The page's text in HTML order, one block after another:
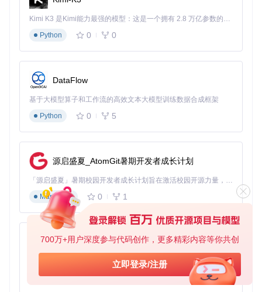
700万+用户深度参与代码创作，更多精彩内容等你共创
立即登录/注册
Kimi K3 是Kimi能力最强的模型：这是一个拥有 2.8 万亿参数的混合专家（MoE）模型，具备原生视觉理解能力，并支持 100 万 token 的上下文窗口。
Python
0 0
DataFlow
基于大模型算子和工作流的高效文本大模型训练数据合成框架
Python
0 5
源启盛夏_AtomGit暑期开发者成长计划
「源启盛夏」暑期校园开发者成长计划旨在激活校园开源力量，通过积分激励、认证扶持、资源倾斜等形式，引导高校组织和开发者完成「入驻 — 建项目 — 做贡献 — 获认证 — 得资源」的完整闭环。无论你是想带领社团入驻平台的组织者，还是希望用代码贡献证明自己的开发者，都能在这里找到属于你的成长路径。
Markdown
0 1
py-xiaozhi
基于Python的Xiaozhi AI，适用于想要完整Xiaozhi体验而无需拥有专用硬件的用户。
Python
0 1